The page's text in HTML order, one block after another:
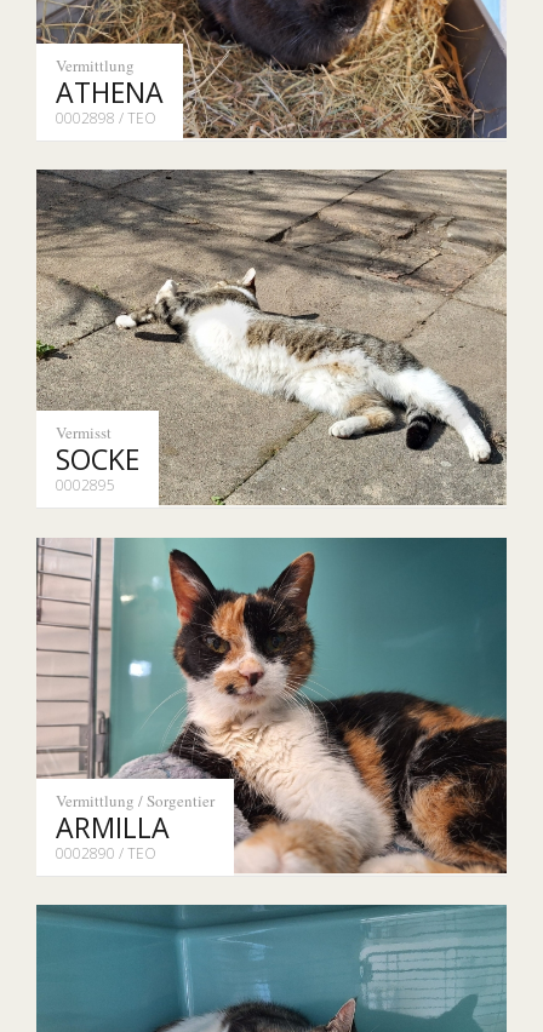
Vermittlung
ATHENA
0002898 / TEO
Vermisst
SOCKE
0002895
Vermittlung / Sorgentier
ARMILLA
0002890 / TEO